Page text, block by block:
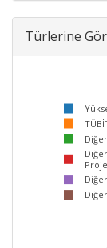
Türlerine
Diğer